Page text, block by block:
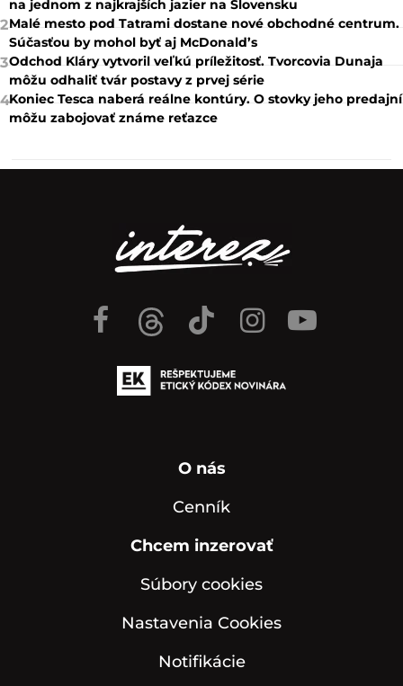
na jednom z najkrajších jazier na Slovensku
2Malé mesto pod Tatrami dostane nové obchodné centrum.
Súčasťou by mohol byť aj McDonald’s
3Odchod Kláry vytvoril veľkú príležitosť. Tvorcovia Dunaja
môžu odhaliť tvár postavy z prvej série
4Koniec Tesca naberá reálne kontúry. O stovky jeho predajní
môžu zabojovať známe reťazce
O nás
Cenník
Chcem inzerovať
Súbory cookies
Nastavenia Cookies
Notifikácie